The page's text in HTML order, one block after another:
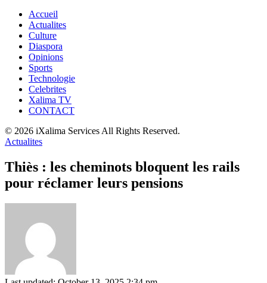
Accueil
Actualites
Culture
Diaspora
Opinions
Sports
Technologie
Celebrites
Xalima TV
CONTACT
© 2026 iXalima Services All Rights Reserved.
Actualites
Thiès : les cheminots bloquent les rails
pour réclamer leurs pensions